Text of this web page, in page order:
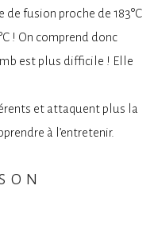
fusion proche de 183°C
! On comprend donc
est plus difficile ! Elle
et attaquent plus la
à l’entretenir.